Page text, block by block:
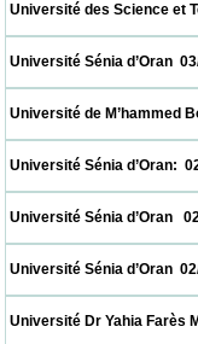
Université des
Université Sénia
Université de
Université Sénia
Université Sénia
Université Sénia
Université Dr Yahia